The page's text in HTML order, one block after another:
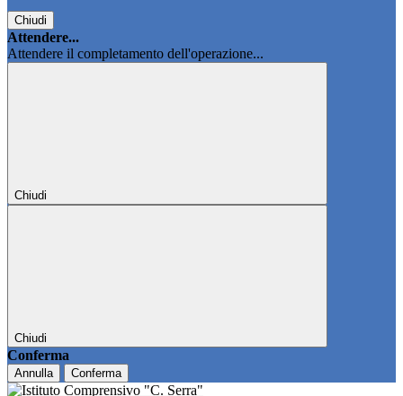
Chiudi
Attendere...
Attendere il completamento dell'operazione...
Chiudi
Chiudi
Conferma
Annulla Conferma